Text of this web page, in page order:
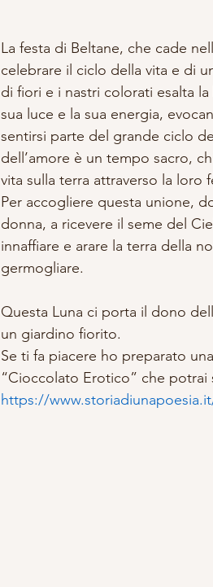
La festa di Beltane, che cade
celebrare il ciclo della vita e di
di fiori e i nastri colorati esalta
sua luce e la sua energia,
sentirsi parte del grande ciclo
dell’amore è un tempo sacro,
vita sulla terra attraverso la loro
Per accogliere questa unione,
donna, a ricevere il seme del
innaffiare e arare la terra della
germogliare.
Questa Luna ci porta il dono
un giardino fiorito.
Se ti fa piacere ho preparato
“Cioccolato Erotico” che potrai
https://